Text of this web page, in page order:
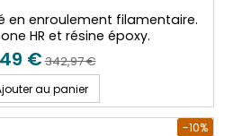
en enroulement filamentaire.
HR et résine époxy.
€342,97 €
au panier
-10%